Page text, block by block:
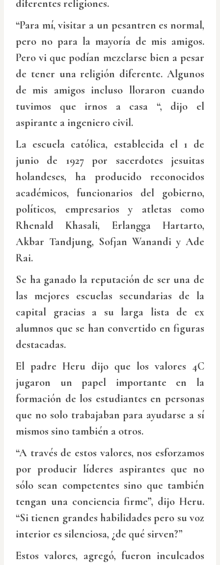
diferentes religiones.
“Para mí, visitar a un pesantren es normal,
pero no para la mayoría de mis amigos.
Pero vi que podían mezclarse bien a pesar
de tener una religión diferente. Algunos
de mis amigos incluso lloraron cuando
tuvimos que irnos a casa “, dijo el
aspirante a ingeniero civil.
La escuela católica, establecida el 1 de
junio de 1927 por sacerdotes jesuitas
holandeses, ha producido reconocidos
académicos, funcionarios del gobierno,
políticos, empresarios y atletas como
Rhenald Khasali, Erlangga Hartarto,
Akbar Tandjung, Sofjan Wanandi y Ade
Rai.
Se ha ganado la reputación de ser una de
las mejores escuelas secundarias de la
capital gracias a su larga lista de ex
alumnos que se han convertido en figuras
destacadas.
El padre Heru dijo que los valores 4C
jugaron un papel importante en la
formación de los estudiantes en personas
que no solo trabajaban para ayudarse a sí
mismos sino también a otros.
“A través de estos valores, nos esforzamos
por producir líderes aspirantes que no
sólo sean competentes sino que también
tengan una conciencia firme”, dijo Heru.
“Si tienen grandes habilidades pero su voz
interior es silenciosa, ¿de qué sirven?”
Estos valores, agregó, fueron inculcados